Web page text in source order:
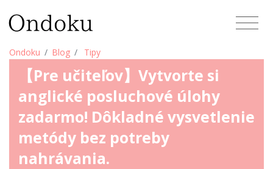
Ondoku Blog Tipy
【Pre učiteľov】Vytvorte si
anglické posluchové úlohy
zadarmo! Dôkladné vysvetlenie
metódy bez potreby
nahrávania.